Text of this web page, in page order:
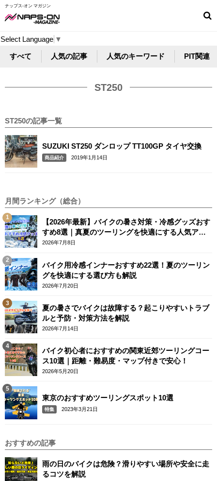
ナップス-オン マガジン
Select Language ▼
すべて 人気の記事 人気のキーワード PIT関連
ST250
ST250の記事一覧
SUZUKI ST250 ダンロップ TT100GP タイヤ交換
商品紹介 2019年1月14日
月間ランキング（総合）
【2026年最新】バイクの暑さ対策・冷感グッズおす
すめ8選｜真夏のツーリングを快適にする人気アイ
テム
2026年7月8日
バイク用冷感インナーおすすめ22選！夏のツーリン
グを快適にする選び方も解説
2026年7月20日
夏の暑さでバイクは故障する？起こりやすいトラブ
ルと予防・対策方法を解説
2026年7月14日
バイク初心者におすすめの関東近郊ツーリングコー
ス10選｜距離・難易度・マップ付きで安心！
2026年5月20日
東京のおすすめツーリングスポット10選
特集 2023年3月21日
おすすめの記事
雨の日のバイクは危険？滑りやすい場所や安全に走
るコツを解説